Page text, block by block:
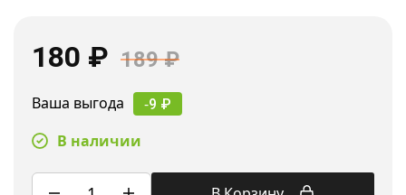
180 ₽ 189₽
Ваша выгода -9 ₽
В наличии